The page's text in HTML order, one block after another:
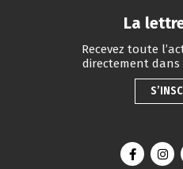
La
Recevez toute
directement
Lien vers